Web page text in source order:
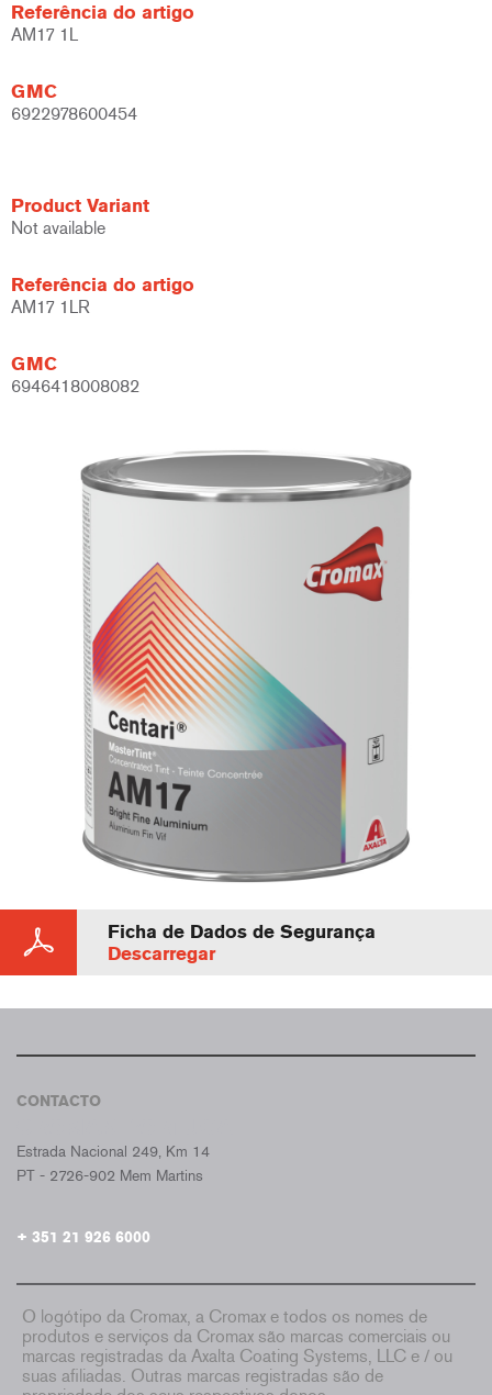
Referência do artigo
AM17 1L
GMC
6922978600454
Product Variant
Not available
Referência do artigo
AM17 1LR
GMC
6946418008082
Ficha de Dados de Segurança
Descarregar
CONTACTO
Estrada Nacional 249, Km 14
PT - 2726-902 Mem Martins
+ 351 21 926 6000
O logótipo da Cromax, a Cromax e todos os nomes de
produtos e serviços da Cromax são marcas comerciais ou
marcas registradas da Axalta Coating Systems, LLC e / ou
suas afiliadas. Outras marcas registradas são de